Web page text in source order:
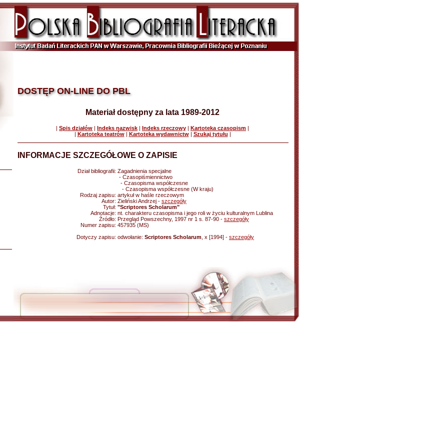
DOSTĘP ON-LINE DO PBL
Materiał dostępny za lata 1989-2012
| Spis działów | Indeks nazwisk | Indeks rzeczowy | Kartoteka czasopism |
| Kartoteka teatrów| Kartoteka wydawnictw| Szukaj tytułu |
INFORMACJE SZCZEGÓŁOWE O ZAPISIE
Dział bibliografii: Zagadnienia specjalne
- Czasopiśmiennictwo
- Czasopisma współczesne
- Czasopisma współczesne (W kraju)
Rodzaj zapisu: artykuł w haśle rzeczowym
Autor: Zieliński Andrzej - szczegóły
Tytuł: "Scriptores Scholarum"
Adnotacje: nt. charakteru czasopisma i jego roli w życiu kulturalnym Lublina
Źródło: Przegląd Powszechny, 1997 nr 1 s. 87-90 - szczegóły
Numer zapisu: 457935 (MS)
Dotyczy zapisu: odwołanie: Scriptores Scholarum , x [1994] - szczegóły